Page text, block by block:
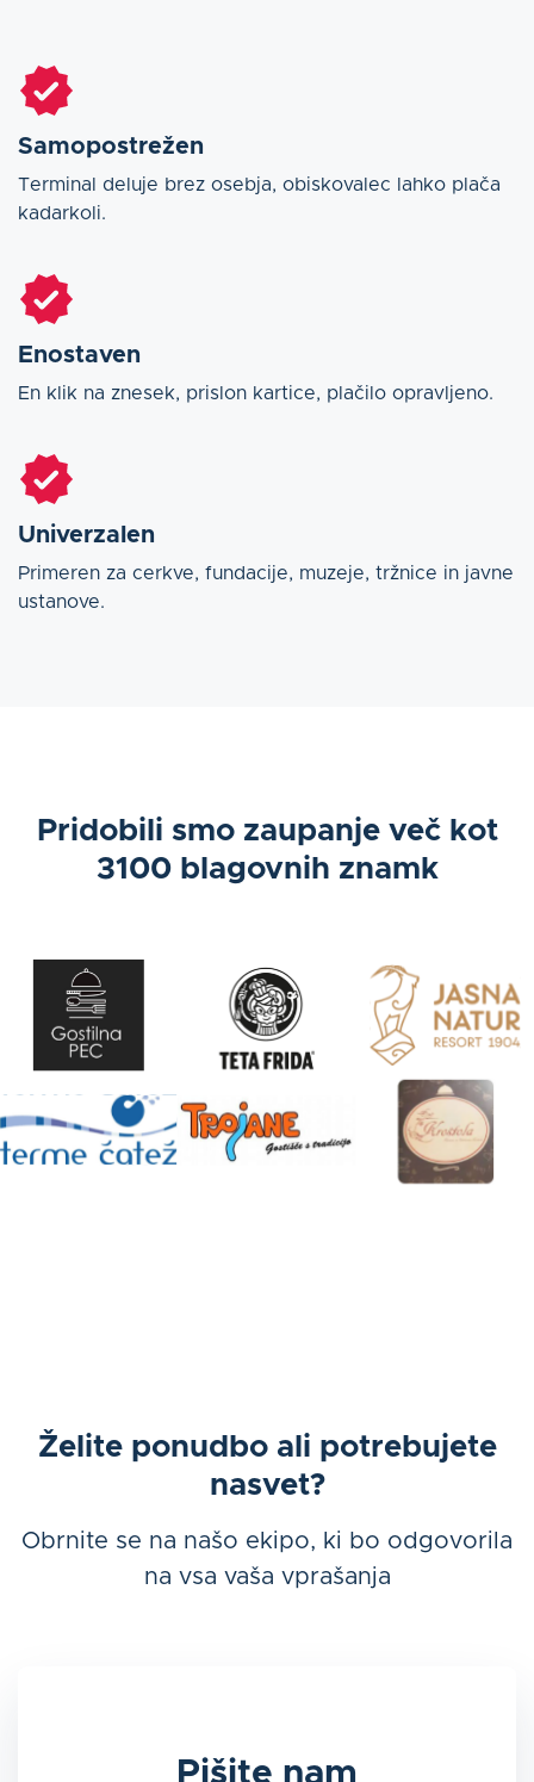
Samopostrežen
Terminal deluje brez osebja, obiskovalec lahko plača
kadarkoli.
Enostaven
En klik na znesek, prislon kartice, plačilo opravljeno.
Univerzalen
Primeren za cerkve, fundacije, muzeje, tržnice in javne
ustanove.
Pridobili smo zaupanje več kot
3100 blagovnih znamk
Želite ponudbo ali potrebujete
nasvet?
Obrnite se na našo ekipo, ki bo odgovorila
na vsa vaša vprašanja
Pišite nam